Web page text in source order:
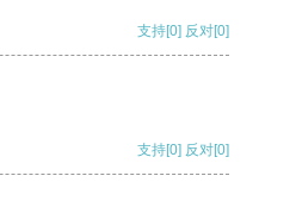
支持[0] 反对[0]
支持[0] 反对[0]